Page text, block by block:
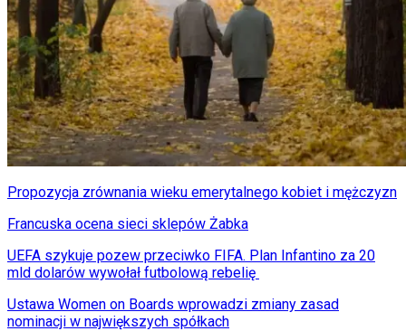
Propozycja zrównania wieku emerytalnego kobiet i mężczyzn
Francuska ocena sieci sklepów Żabka
UEFA szykuje pozew przeciwko FIFA. Plan Infantino za 20
mld dolarów wywołał futbolową rebelię
Ustawa Women on Boards wprowadzi zmiany zasad
nominacji w największych spółkach